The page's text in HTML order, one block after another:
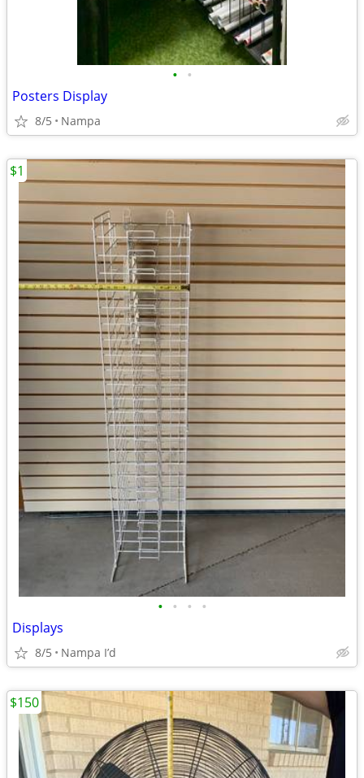
• •
Posters Display
8/5 Nampa
• • • •
Displays
8/5 Nampa I’d
$1
$150